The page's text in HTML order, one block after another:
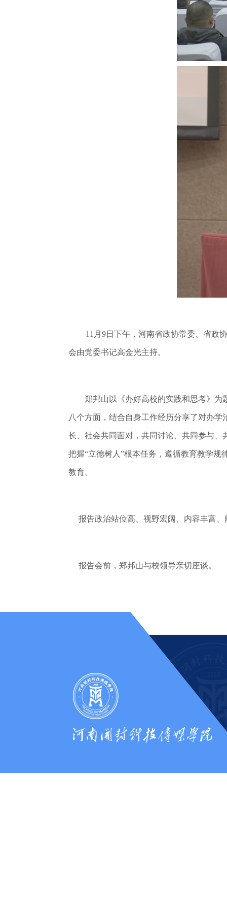
11月9日下午，河南省政协常委、省政
会由党委书记高金光主持。
郑邦山以《办好高校的实践和思考》为题
八个方面，结合自身工作经历分享了对办
长、社会共同面对，共同讨论、共同参与
把握“立德树人”根本任务，遵循教育教学
教育。
报告政治站位高、视野宏阔、内容丰富、
报告会前，郑邦山与校领导亲切座谈。